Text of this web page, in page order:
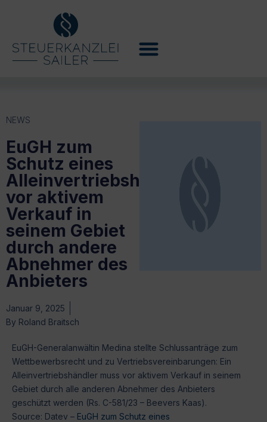
NEWS
EuGH zum
Schutz eines
Alleinvertriebshändlers
vor aktivem
Verkauf in
seinem Gebiet
durch andere
Abnehmer des
Anbieters
Januar 9, 2025
By Roland Braitsch
EuGH-Generalanwältin Medina stellte Schlussanträge zum
Wettbewerbsrecht und zu Vertriebsvereinbarungen: Ein
Alleinvertriebshändler muss vor aktivem Verkauf in seinem
Gebiet durch alle anderen Abnehmer des Anbieters
geschützt werden (Rs. C-581/23 – Beevers Kaas).
Source: Datev – EuGH zum Schutz eines